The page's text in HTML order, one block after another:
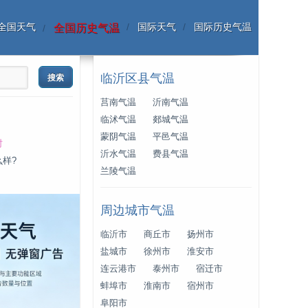
国天气 全国历史气温 国际天气 国际历史气温
样?
临沂区县气温
莒南气温
沂南气温
临沭气温
郯城气温
蒙阴气温
平邑气温
沂水气温
费县气温
兰陵气温
周边城市气温
临沂市 商丘市
扬州市
盐城市
徐州市
淮安市
连云港市
泰州市
宿迁市
蚌埠市
淮南市
宿州市
阜阳市